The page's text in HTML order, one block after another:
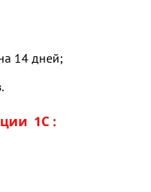
14 дней;
1С :